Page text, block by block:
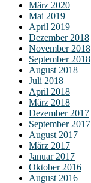
März 2020
Mai 2019
April 2019
Dezember 2018
November 2018
September 2018
August 2018
Juli 2018
April 2018
März 2018
Dezember 2017
September 2017
August 2017
März 2017
Januar 2017
Oktober 2016
August 2016